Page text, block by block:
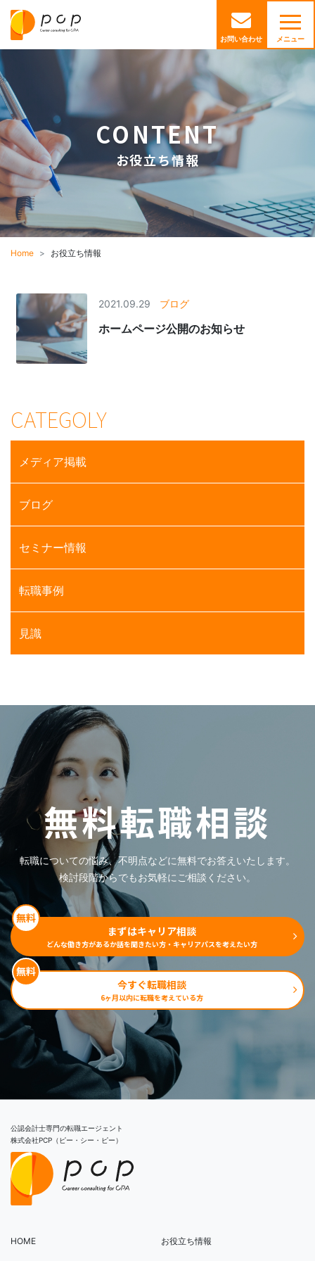
お問い合わせ メニュー
CONTENT
お役立ち情報
Home お役立ち情報
2021.09.29 ブログ
ホームページ公開のお知らせ
CATEGOLY
メディア掲載
ブログ
セミナー情報
転職事例
見識
無料転職相談
転職についての悩み、​​​​​​​不明点などに無料でお答えいたします。
検討段階からでもお気軽にご相談ください。
無料
まずはキャリア相談
どんな働き方があるか話を聞きたい方・ ​​​​​​​キャリアパスを考えたい方
無料
今すぐ転職相談
6ヶ月以内に転職を考えている方
公認会計士専門の転職エージェント
​​​​​​​株式会社PCP（ピー・シー・ピー）
HOME お役立ち情報